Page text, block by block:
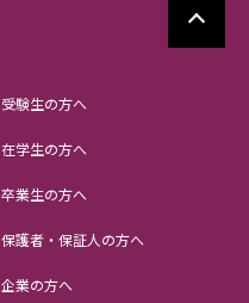
受験生の方へ
在学生の方へ
卒業生の方へ
保護者・保証人の方へ
企業の方へ